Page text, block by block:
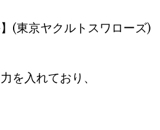
(東京ヤクルトスワローズ)
を入れており、